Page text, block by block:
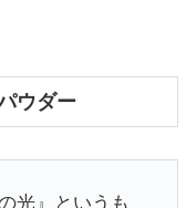
ウダー
光』というも